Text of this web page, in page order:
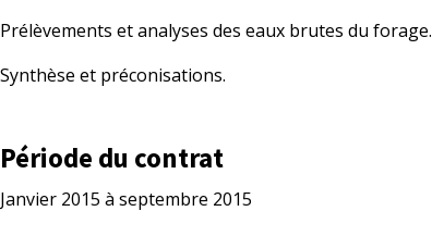
Prélèvements et analyses des eaux brutes du forage.
Synthèse et préconisations.
Période du contrat
Janvier 2015 à septembre 2015